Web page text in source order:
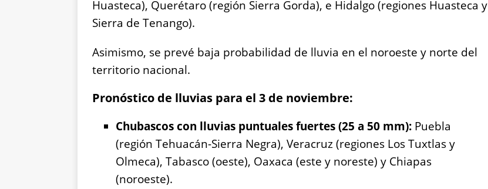
Huasteca), Querétaro (región Sierra Gorda), e Hidalgo (regiones Huasteca y
Sierra de Tenango).
Asimismo, se prevé baja probabilidad de lluvia en el noroeste y norte del
territorio nacional.
Pronóstico de lluvias para el 3 de noviembre:
Chubascos con lluvias puntuales fuertes (25 a 50 mm): Puebla
(región Tehuacán-Sierra Negra), Veracruz (regiones Los Tuxtlas y
Olmeca), Tabasco (oeste), Oaxaca (este y noreste) y Chiapas
(noroeste).